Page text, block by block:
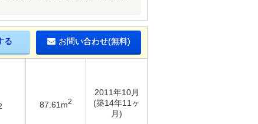
る お問い合わせ(無料)
87.61m2
2011年10月
(築14年11ヶ
月)